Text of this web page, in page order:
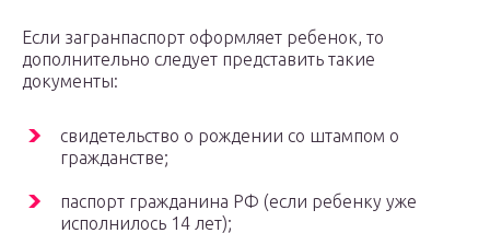
Если загранпаспорт оформляет ребенок, то
дополнительно следует представить такие
документы:
свидетельство о рождении со штампом о
гражданстве;
паспорт гражданина РФ (если ребенку уже
исполнилось 14 лет);